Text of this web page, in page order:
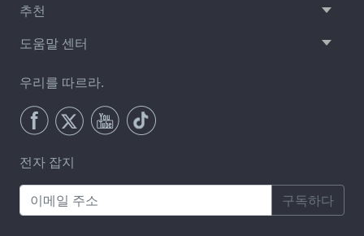
추천
도움말 센터
우리를 따르라.
전자 잡지
구독하다